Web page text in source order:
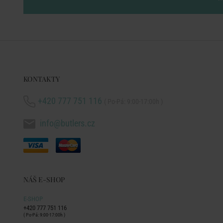
KONTAKTY
+420 777 751 116
info@butlers.cz
NÁŠ E-SHOP
E-SHOP
+420 777 751 116
( Po-Pá: 9:00-17:00h )